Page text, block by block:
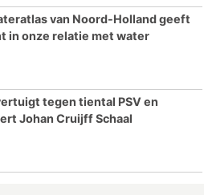
van Noord-Holland geeft
in onze relatie met water
tegen tiental PSV en
Johan Cruijff Schaal